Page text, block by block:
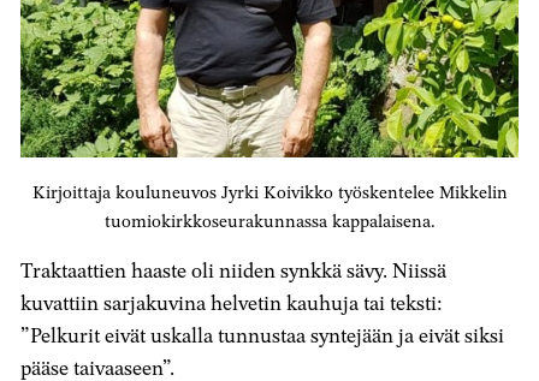
Kirjoittaja kouluneuvos Jyrki Koivikko työskentelee Mikkelin
tuomiokirkkoseurakunnassa kappalaisena.
Traktaattien haaste oli niiden synkkä sävy. Niissä
kuvattiin sarjakuvina helvetin kauhuja tai teksti:
”Pelkurit eivät uskalla tunnustaa syntejään ja eivät siksi
pääse taivaaseen”.